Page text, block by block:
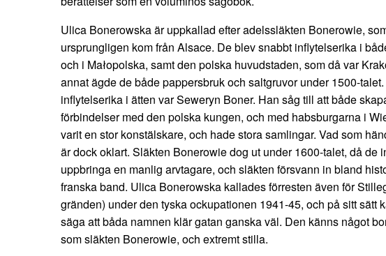
Ulica Bonerowska är uppkallad efter adelssläkten Bonerowie,
ursprungligen kom från Alsace. De blev snabbt inflytelserika i
och i Małopolska, samt den polska huvudstaden, som då var
annat ägde de både pappersbruk och saltgruvor under 1500-
inflytelserika i ätten var Seweryn Boner. Han såg till att både
förbindelser med den polska kungen, och med habsburgarna i
varit en stor konstälskare, och hade stora samlingar. Vad som
är dock oklart. Släkten Bonerowie dog ut under 1600-talet, då de
uppbringa en manlig arvtagare, och släkten försvann in bland
franska band. Ulica Bonerowska kallades förresten även för
gränden) under den tyska ockupationen 1941-45, och på sitt sätt
säga att båda namnen klär gatan ganska väl. Den känns något
som släkten Bonerowie, och extremt stilla.